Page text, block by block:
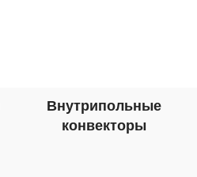
Внутрипольные
конвекторы